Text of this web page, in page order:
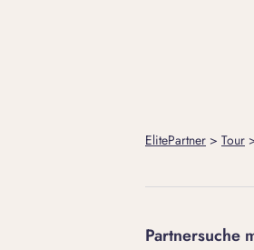
ElitePartner > Tour
Partnersuche